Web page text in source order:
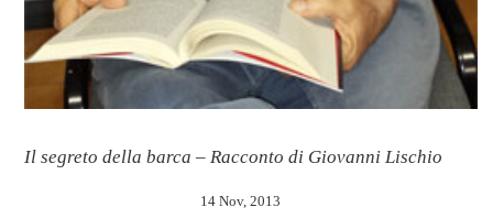
Il segreto della barca – Racconto di Giovanni Lischio
14 Nov, 2013